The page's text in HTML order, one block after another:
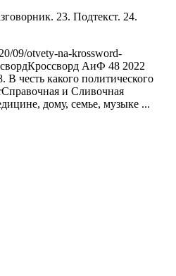
23. Подтекст. 24.
09/otvety-na-krossword-
Кроссворд АиФ 48 2022
В честь какого политического
Справочная и Сливочная